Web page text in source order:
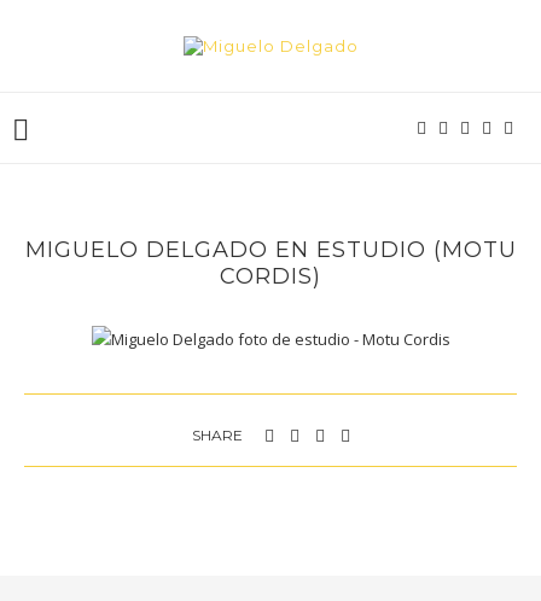
MIGUELO DELGADO EN ESTUDIO (MOTU
CORDIS)
SHARE